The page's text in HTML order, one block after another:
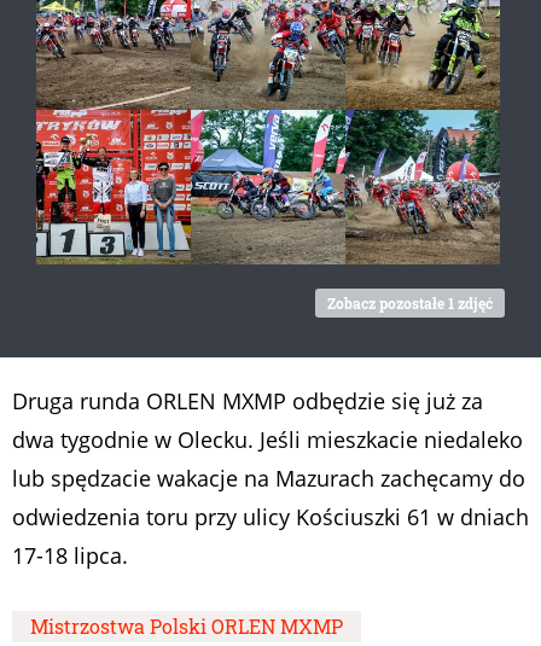
Zobacz pozostałe 1 zdjęć
Druga runda ORLEN MXMP odbędzie się już za
dwa tygodnie w Olecku. Jeśli mieszkacie niedaleko
lub spędzacie wakacje na Mazurach zachęcamy do
odwiedzenia toru przy ulicy Kościuszki 61 w dniach
17-18 lipca.
Mistrzostwa Polski ORLEN MXMP